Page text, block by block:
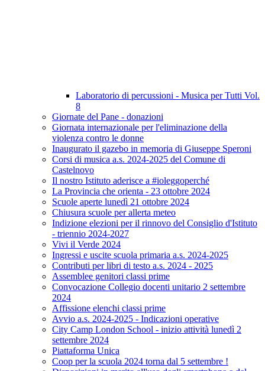
Laboratorio di percussioni - Musica per Tutti Vol.
8
Giornate del Pane - donazioni
Giornata internazionale per l'eliminazione della
violenza contro le donne
Inaugurato il gazebo in memoria di Giuseppe Speroni
Corsi di musica a.s. 2024-2025 del Comune di
Castelnovo
Il nostro Istituto aderisce a #ioleggoperché
La Provincia che orienta - 23 ottobre 2024
Scuole aperte lunedì 21 ottobre 2024
Chiusura scuole per allerta meteo
Indizione elezioni per il rinnovo del Consiglio d'Istituto
- triennio 2024-2027
Vivi il Verde 2024
Ingressi e uscite scuola primaria a.s. 2024-2025
Contributi per libri di testo a.s. 2024 - 2025
Assemblee genitori classi prime
Convocazione Collegio docenti unitario 2 settembre
2024
Affissione elenchi classi prime
Avvio a.s. 2024-2025 - Indicazioni operative
City Camp London School - inizio attività lunedì 2
settembre 2024
Piattaforma Unica
Coop per la scuola 2024 torna dal 5 settembre !